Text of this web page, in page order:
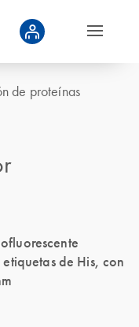
de proteínas
de His, con